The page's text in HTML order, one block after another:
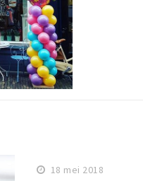
18 mei 2018